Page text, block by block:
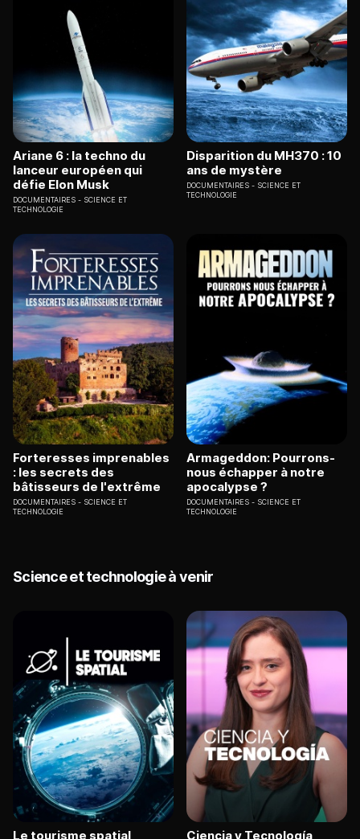
Ariane 6 : la techno du
lanceur européen qui
défie Elon Musk
DOCUMENTAIRES
SCIENCE ET
TECHNOLOGIE
Disparition du MH370 : 10
ans de mystère
DOCUMENTAIRES
SCIENCE ET
TECHNOLOGIE
Forteresses imprenables
: les secrets des
bâtisseurs de l'extrême
DOCUMENTAIRES
SCIENCE ET
TECHNOLOGIE
Armageddon: Pourrons-
nous échapper à notre
apocalypse ?
DOCUMENTAIRES
SCIENCE ET
TECHNOLOGIE
Science et technologie à venir
Le tourisme spatial Ciencia y Tecnología